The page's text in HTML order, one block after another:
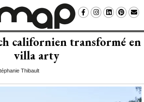
californien transformé en
villa arty
Thibault